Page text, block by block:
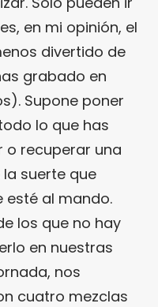
en mi opinión, el
divertido de
grabado en
Supone poner
lo que has
o recuperar una
suerte que
esté al mando.
los que no hay
en nuestras
nos
cuatro mezclas